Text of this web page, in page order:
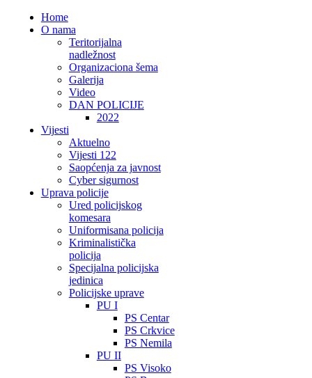
Home
O nama
Teritorijalna
nadležnost
Organizaciona šema
Galerija
Video
DAN POLICIJE
2022
Vijesti
Aktuelno
Vijesti 122
Saopćenja za javnost
Cyber sigurnost
Uprava policije
Ured policijskog
komesara
Uniformisana policija
Kriminalistička
policija
Specijalna policijska
jedinica
Policijske uprave
PU I
PS Centar
PS Crkvice
PS Nemila
PU II
PS Visoko